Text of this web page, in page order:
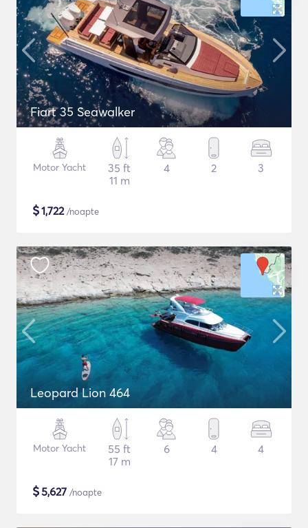
Fiart 35 Seawalker
Motor Yacht
35 ft
11 m
4 2 3
$1,722/noapte
Leopard Lion 464
Motor Yacht
55 ft
17 m
6 4 4
$5,627 /noapte